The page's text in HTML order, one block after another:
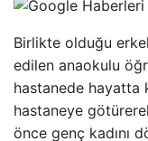
Birlikte olduğu
edilen anaokulu
hastanede hayatta
hastaneye
önce genç kadını